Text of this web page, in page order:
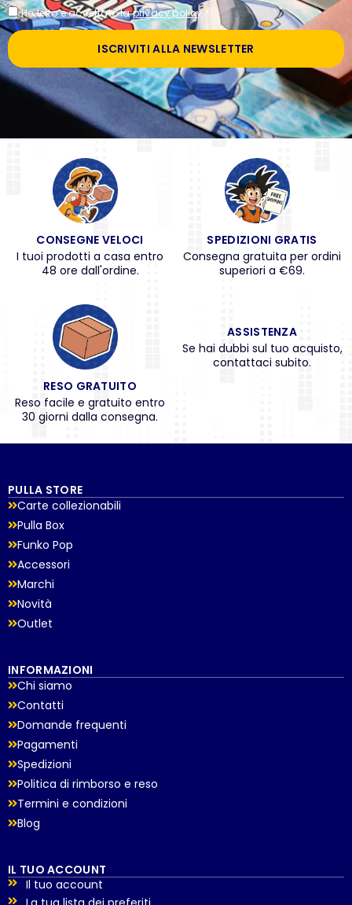
Ho letto e accettato laprivacy policy *
ISCRIVITI ALLA NEWSLETTER
CONSEGNE VELOCI
I tuoi prodotti a casa entro
48 ore dall'ordine.
SPEDIZIONI GRATIS
Consegna gratuita per ordini
superiori a €69.
RESO GRATUITO
Reso facile e gratuito entro
30 giorni dalla consegna.
ASSISTENZA
Se hai dubbi sul tuo acquisto,
contattaci subito.
PULLA STORE
Carte collezionabili
Pulla Box
Funko Pop
Accessori
Marchi
Novità
Outlet
INFORMAZIONI
Chi siamo
Contatti
Domande frequenti
Pagamenti
Spedizioni
Politica di rimborso e reso
Termini e condizioni
Blog
IL TUO ACCOUNT
Il tuo account